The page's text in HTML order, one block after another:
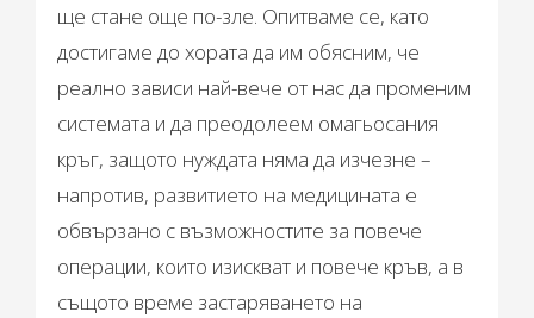
ще стане още по-зле. Опитваме се, като
достигаме до хората да им обясним, че
реално зависи най-вече от нас да променим
системата и да преодолеем омагьосания
кръг, защото нуждата няма да изчезне –
напротив, развитието на медицината е
обвързано с възможностите за повече
операции, които изискват и повече кръв, а в
същото време застаряването на